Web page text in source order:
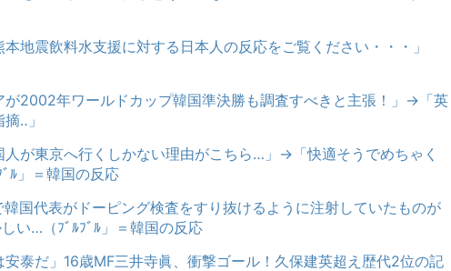
地震飲料水支援に対する日本人の反応をご覧ください・・・」
が2002年ワールドカップ韓国準決勝も調査すべきと主張！」→「英
‥」
人が東京へ行くしかない理由がこちら…」→「快適そうでめちゃく
ﾙ」＝韓国の反応
国代表がドーピング検査をすり抜けるように注射していたものが
い…（ﾌﾞﾙﾌﾞﾙ」＝韓国の反応
泰だ」16歳MF三井寺眞、衝撃ゴール！久保建英超え歴代2位の記